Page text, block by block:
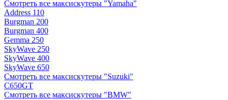
Смотреть все максискутеры "Yamaha"
Address 110
Burgman 200
Burgman 400
Gemma 250
SkyWave 250
SkyWave 400
SkyWave 650
Смотреть все максискутеры "Suzuki"
C650GT
Смотреть все максискутеры "BMW"